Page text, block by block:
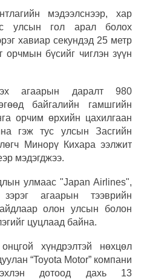
мэдээлснээр, хар
улсын гол арал болох
хавиар секундэд 25 метр
орчмын бүсийг чиглэн зүүн
агаарын даралт 980
байгалийн гамшгийн
орчим өрхийн цахилгаан
гэж тус улсын Засгийн
Минорү Кихара ээлжит
мэдэгджээ.
улмаас "Japan Airlines",
агаарын тээврийн
олон улсын болон
цуцлаад байна.
хүндрэлтэй нөхцөл
“Toyota Motor” компани
дотоод дахь 13